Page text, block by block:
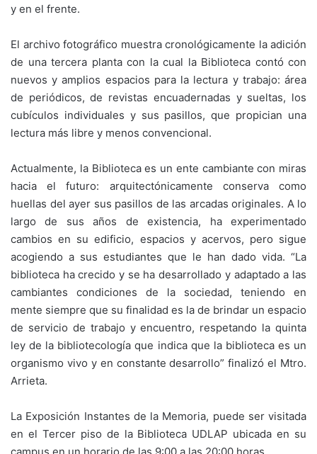
y en el frente.
El archivo fotográfico muestra cronológicamente la adición
de una tercera planta con la cual la Biblioteca contó con
nuevos y amplios espacios para la lectura y trabajo: área
de periódicos, de revistas encuadernadas y sueltas, los
cubículos individuales y sus pasillos, que propician una
lectura más libre y menos convencional.
Actualmente, la Biblioteca es un ente cambiante con miras
hacia el futuro: arquitectónicamente conserva como
huellas del ayer sus pasillos de las arcadas originales. A lo
largo de sus años de existencia, ha experimentado
cambios en su edificio, espacios y acervos, pero sigue
acogiendo a sus estudiantes que le han dado vida. “La
biblioteca ha crecido y se ha desarrollado y adaptado a las
cambiantes condiciones de la sociedad, teniendo en
mente siempre que su finalidad es la de brindar un espacio
de servicio de trabajo y encuentro, respetando la quinta
ley de la bibliotecología que indica que la biblioteca es un
organismo vivo y en constante desarrollo” finalizó el Mtro.
Arrieta.
La Exposición Instantes de la Memoria, puede ser visitada
en el Tercer piso de la Biblioteca UDLAP ubicada en su